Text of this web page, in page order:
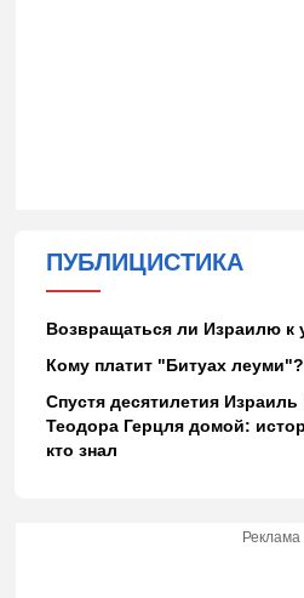
ПУБЛИЦИСТИКА
Возвращаться ли Израилю к
Кому платит "Битуах леуми"?
Спустя десятилетия
Теодора Герцля домой:
кто знал
Реклама